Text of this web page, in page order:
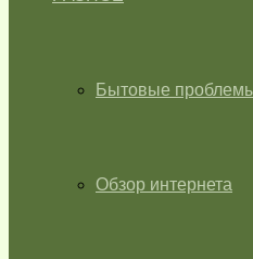
Бытовые
Обзор интернета